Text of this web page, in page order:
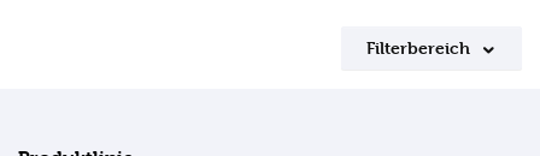
Filterbereich